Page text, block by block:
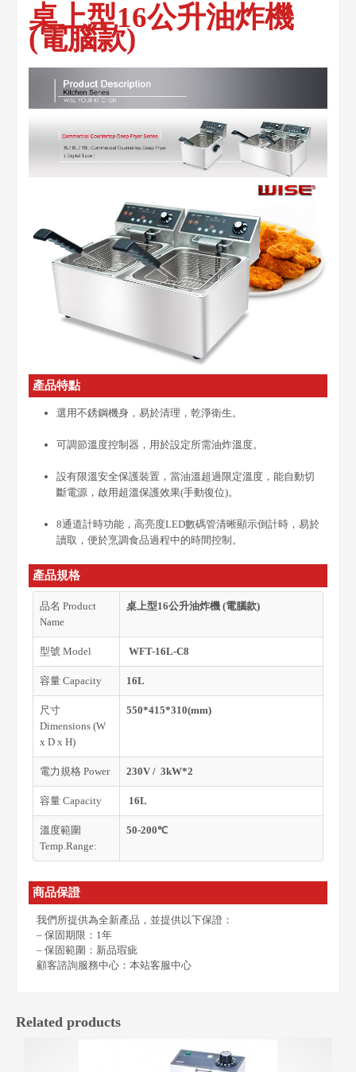
桌上型16公升油炸機
(電腦款)
產品特點
選用不銹鋼機身，易於清理，乾淨衛生。
可調節溫度控制器，用於設定所需油炸溫度。
設有限溫安全保護裝置，當油溫超過限定溫度，能自動切
斷電源，啟用超溫保護效果(手動復位)。
8通道計時功能，高亮度LED數碼管清晰顯示倒計時，易於
讀取，便於烹調食品過程中的時間控制。
產品規格
品名 Product
Name
桌上型16公升油炸機 (電腦款)
型號 Model WFT-16L-C8
容量 Capacity 16L
尺寸
Dimensions (W
x D x H)
550*415*310(mm)
電力規格 Power 230V / 3kW*2
容量 Capacity 16L
溫度範圍
Temp.Range:
50-200℃
商品保證
我們所提供為全新產品，並提供以下保證：
– 保固期限：1年
– 保固範圍：新品瑕疵
顧客諮詢服務中心：本站客服中心
Related products